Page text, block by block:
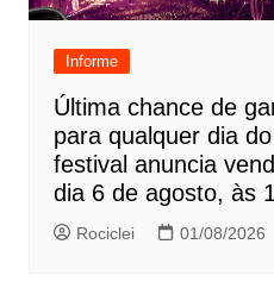
Informe
Última chance de
para qualquer dia
festival anuncia
dia 6 de agosto, às
Rociclei 01/08/2026